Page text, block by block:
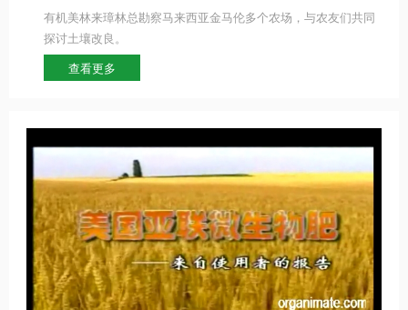
有机美林来璋林总勘察马来西亚金马伦多个农场，与农友们共同
探讨土壤改良。
查看更多